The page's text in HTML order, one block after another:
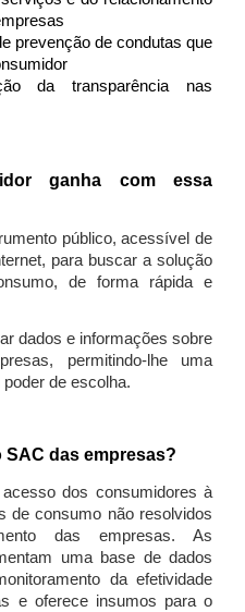
prevenção de condutas que
da transparência nas
ganha com essa
público, acessível de
para buscar a solução
de forma rápida e
dados e informações sobre
permitindo-lhe uma
de escolha.
das empresas?
dos consumidores à
de consumo não resolvidos
das empresas. As
uma base de dados
da efetividade
e oferece insumos para o